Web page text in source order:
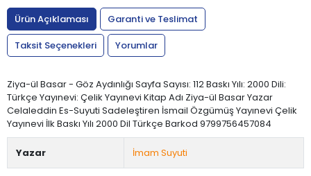
Ürün Açıklaması
Garanti ve Teslimat
Taksit Seçenekleri
Yorumlar
Ziya-ül Basar - Göz Aydınlığı Sayfa Sayısı: 112 Baskı Yılı: 2000 Dili:
Türkçe Yayınevi: Çelik Yayınevi Kitap Adı Ziya-ül Basar Yazar
Celaleddin Es-Suyuti Sadeleştiren İsmail Özgümüş Yayınevi Çelik
Yayınevi İlk Baskı Yılı 2000 Dil Türkçe Barkod 9799756457084
Yazar İmam Suyuti